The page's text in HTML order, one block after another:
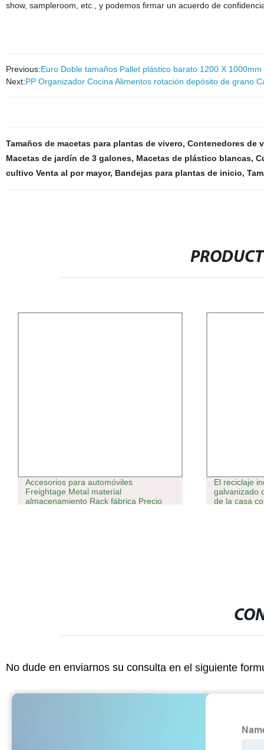
show, sampleroom, etc., y podemos firmar un acuerdo de
Previous:Euro Doble tamaños Pallet plástico barato 1200 X 1000mm
Next:PP Organizador Cocina Alimentos rotación depósito de grano
Tamaños de macetas para plantas de vivero, Contenedores de
Macetas de jardín de 3 galones, Macetas de plástico blancas,
cultivo Venta al por mayor, Bandejas para plantas de inicio,
Accesorios para automóviles
Freightage Metal material
almacenamiento Rack fábrica Precio
El reciclaje
galvanizado
de la casa
No dude en enviarnos su consulta en el siguiente